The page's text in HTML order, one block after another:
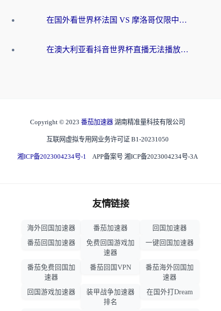
在国外看世界杯法国 VS 摩洛哥仅限中国大陆？别让地域限制拦下你的欢呼
在澳大利亚看抖音世界杯直播无法播放？海外党体育观赛终极指南来了！
Copyright © 2023 番茄加速器 湖南精准量科技有限公司
互联网虚拟专用网业务许可证 B1-20231050
湘ICP备2023004234号-1 APP备案号 湘ICP备2023004234号-3A
友情链接
海外回国加速器 番茄加速器
回国加速器
番茄回国加速器
免费回国游戏加
速器
一键回国加速器
番茄免费回国加
速器
番茄回国VPN
番茄海外回国加
速器
回国游戏加速器
装甲战争加速器
排名
在国外打Dream